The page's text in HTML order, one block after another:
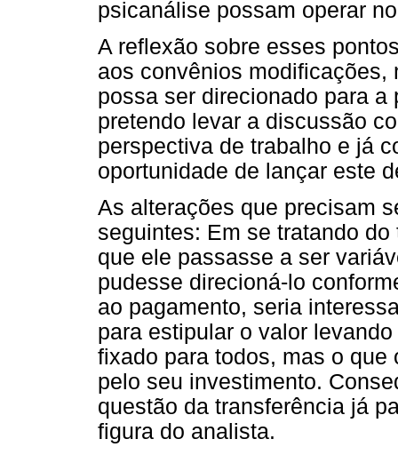
psicanálise possam operar
A reflexão sobre esses
aos convênios modificações,
possa ser direcionado para
pretendo levar a discussão
perspectiva de trabalho e já
oportunidade de lançar este
As alterações que precisam
seguintes: Em se tratando
que ele passasse a ser
pudesse direcioná-lo
ao pagamento, seria
para estipular o valor
fixado para todos, mas o
pelo seu investimento.
questão da transferência já
figura do analista.